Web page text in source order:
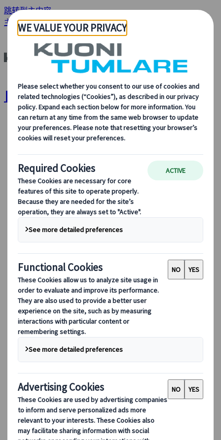
跳转到主内容
主页 目的地 日本
日本 | Kuoni Tumlare
关于我们
关于我们
了解更多关于我们的身份、我们的业务，以及我们对可
持续发展、创新和最新旅游技术的承诺。
查看概览
了解更多关于我们的信息
我们的领导团队
可持续发展
DEIB
我们的数字工具
伙伴行动应用程序
供应商网络应用程序
代理网络应用程序
目的地
目的地
探索 Kuoni Tumlare 的全球覆盖范围，作为您的本地专
探索所有目的地
欧洲最受欢迎的目的地
瑞士
法国
意大利
西班牙
英国